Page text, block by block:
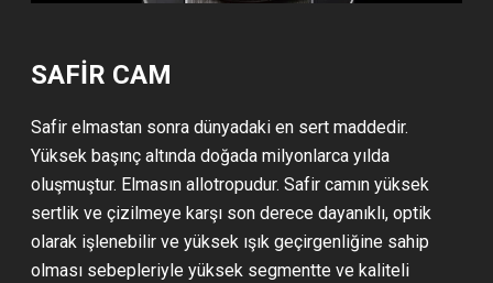
SAFİR CAM
Safir elmastan sonra dünyadaki en sert maddedir.
Yüksek başınç altında doğada milyonlarca yılda
oluşmuştur. Elmasın allotropudur. Safir camın yüksek
sertlik ve çizilmeye karşı son derece dayanıklı, optik
olarak işlenebilir ve yüksek ışık geçirgenliğine sahip
olması sebepleriyle yüksek segmentte ve kaliteli